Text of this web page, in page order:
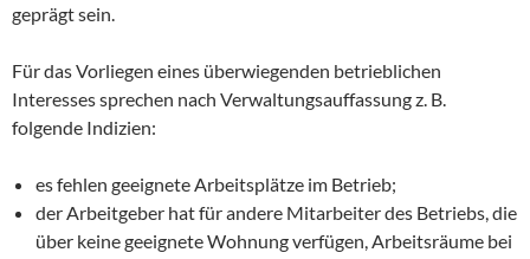
geprägt sein.
Für das Vorliegen eines überwiegenden betrieblichen
Interesses sprechen nach Verwaltungsauffassung z. B.
folgende Indizien:
es fehlen geeignete Arbeitsplätze im Betrieb;
der Arbeitgeber hat für andere Mitarbeiter des Betriebs, die
über keine geeignete Wohnung verfügen, Arbeitsräume bei